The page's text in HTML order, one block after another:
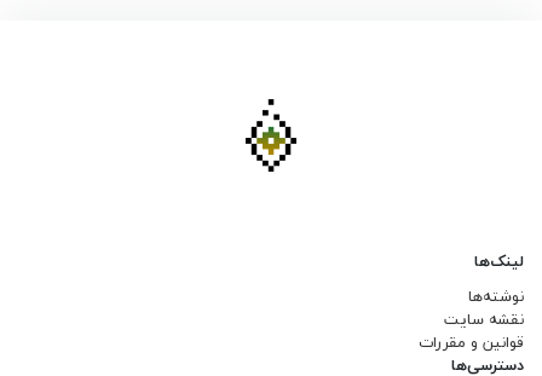
لینک‌ها
نوشته‌ها
نقشه سایت
قوانین و مقررات
دسترسی‌ها